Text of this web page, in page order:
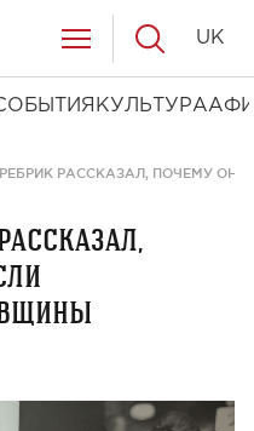
КУЛЬТУРА
UK
РАССКАЗАЛ, ПОЧЕМУ